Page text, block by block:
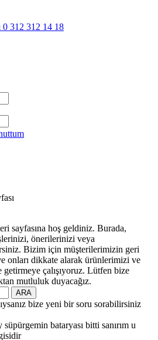
0 312 312 14 18
sayfasına hoş geldiniz. Burada,
önerilerinizi veya
Bizim için müşterilerimizin geri
onları dikkate alarak ürünlerimizi ve
çalışıyoruz. Lütfen bize
mutluluk duyacağız.
ARA
bize yeni bir soru sorabilirsiniz
bataryası bitti sanırım u